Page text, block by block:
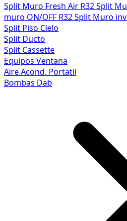
Split Muro Fresh Air R32Split
muro ON/OFF R32Split Muro
Split Piso Cielo
Split Ducto
Split Cassette
Equipos Ventana
Aire Acond. Portatil
Bombas Dab